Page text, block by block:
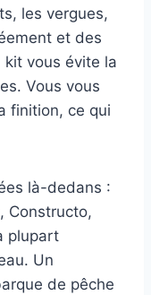
les vergues,
et des
vous évite la
Vous vous
finition, ce qui
là-dedans :
Constructo,
plupart
Un
de pêche